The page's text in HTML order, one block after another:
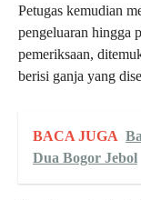
Petugas kemudian
pengeluaran hingga
pemeriksaan,
berisi ganja yang
BACA JUGA
Dua Bogor Jebol